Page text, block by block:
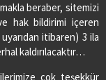
beraber, sitemizi
hak bildirimi içeren
itibaren) 3 ila
kaldırılacaktır…
çok teşekkür